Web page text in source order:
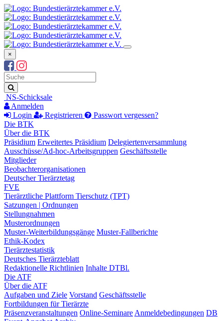
×
Suchbegriff
Suche
NS-Schicksale
Anmelden
Login
Registrieren
Passwort vergessen?
Die BTK
Über die BTK
Präsidium Erweitertes Präsidium Delegiertenversammlung
Ausschüsse/Ad-hoc-Arbeitsgruppen Geschäftsstelle
Mitglieder
Beobachterorganisationen
Deutscher Tierärztetag
FVE
Tierärztliche Plattform Tierschutz (TPT)
Satzungen | Ordnungen
Stellungnahmen
Musterordnungen
Muster-Weiterbildungsgänge Muster-Fallberichte
Ethik-Kodex
Tierärztestatistik
Deutsches Tierärzteblatt
Redaktionelle Richtlinien Inhalte DTBl.
Die ATF
Über die ATF
Aufgaben und Ziele Vorstand Geschäftsstelle
Fortbildungen für Tierärzte
Präsenzveranstaltungen Online-Seminare Anmeldebedingungen DB